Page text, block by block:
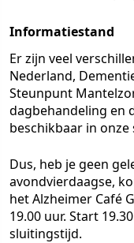
Informatiestand
Er zijn veel
Nederland,
Steunpunt
dagbehandeling en
beschikbaar in
Dus, heb je geen
avondvierdaagse,
het Alzheimer Café
19.00 uur. Start
sluitingstijd.